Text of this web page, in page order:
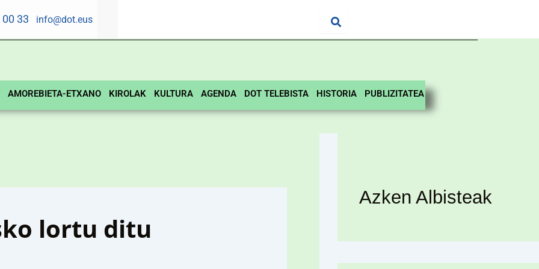
00 33 info@dot.eus
AMOREBIETA-ETXANO KIROLAK KULTURA AGENDA DOT TELEBISTA HISTORIA PUBLIZITATEA
lortu ditu
Azken Albisteak